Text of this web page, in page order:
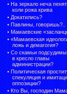
• На зеркало неча
коли рожа крива
• Докатились?
• Павлины, говоришь?..
• Мамаевские
• «Мамаевская
ложь и демагогия?
• Со скамьи
в кресло главы
администрации?
• Политическая
спекуляция и
оппозиции?
• Кто Вы, господин